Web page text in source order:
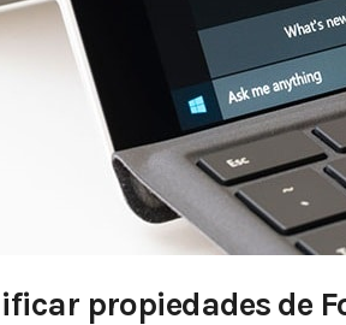
propiedades de